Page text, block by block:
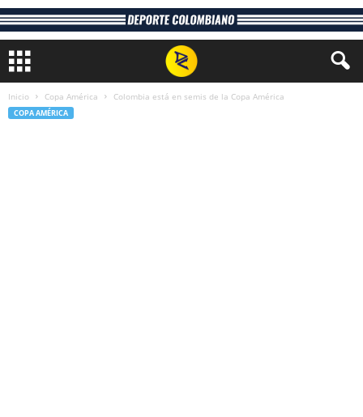
Inicio Copa América Colombia está en semis de la Copa América
COPA AMÉRICA